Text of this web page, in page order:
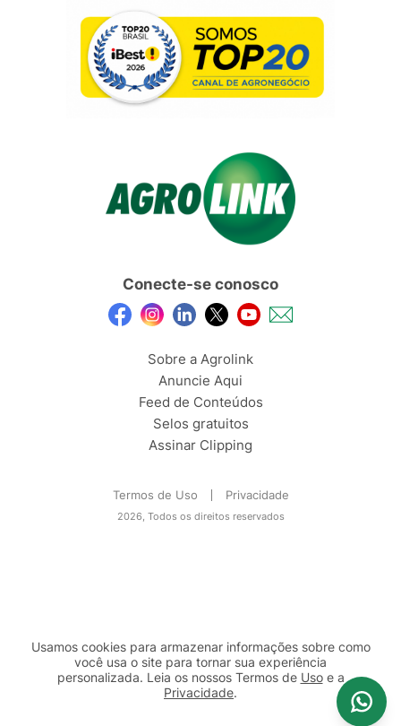
Conecte-se conosco
Sobre a Agrolink
Anuncie Aqui
Feed de Conteúdos
Selos gratuitos
Assinar Clipping
Termos de Uso Privacidade
2026, Todos os direitos reservados
Usamos cookies para armazenar informações sobre como
você usa o site para tornar sua experiência
personalizada. Leia os nossos Termos de Usoe a
Privacidade.